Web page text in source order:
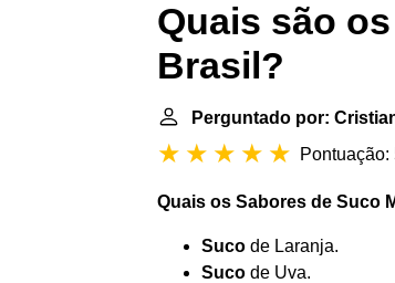
Quais são
Brasil?
Perguntado por:
Pontuação:
Quais os Sabores de Suco
Suco de Laranja.
Suco de Uva.